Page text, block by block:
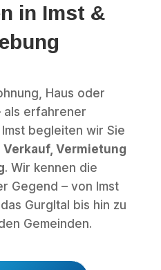
in Imst &
Haus oder
als erfahrener
begleiten wir Sie
Verkauf, Vermietung
. Wir kennen die
Gegend – von Imst
Gurgltal bis hin zu
Gemeinden.